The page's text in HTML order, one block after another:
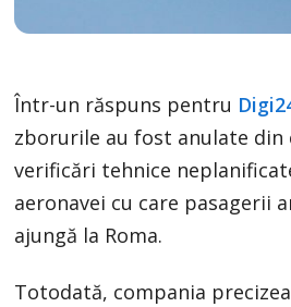
Într-un răspuns pentru
zborurile au fost anulate din
verificări tehnice
aeronavei cu care pasagerii
ajungă la Roma.
Totodată, compania